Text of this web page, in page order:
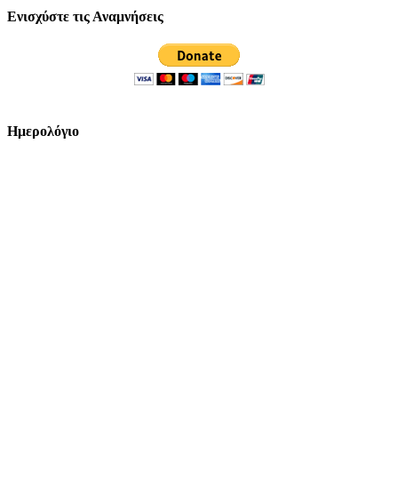
Ενισχύστε τις Αναμνήσεις
Ημερολόγιο